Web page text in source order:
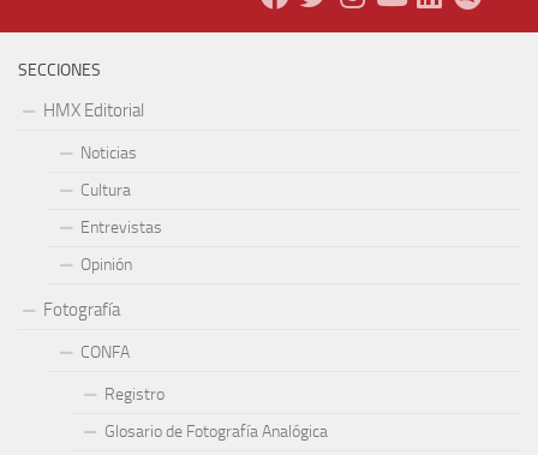
SECCIONES
HMX Editorial
Noticias
Cultura
Entrevistas
Opinión
Fotografía
CONFA
Registro
Glosario de Fotografía Analógica